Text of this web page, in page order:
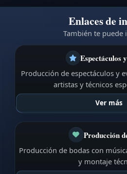
Enlaces de
También te puede
Espectáculos
Producción de espectáculos y
artistas y técnicos
Ver más
Producción
Producción de bodas con
y montaje